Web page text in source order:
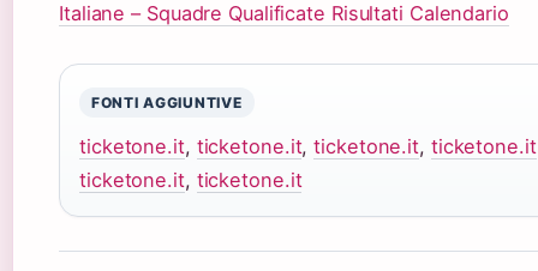
Italiane – Squadre Qualificate Risultati Calendario
FONTI AGGIUNTIVE
ticketone.it, ticketone.it,ticketone.it, ticketone.it
ticketone.it, ticketone.it